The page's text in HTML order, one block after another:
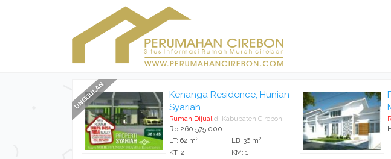
Kenanga Residence, Hunian
Syariah ...
Rumah Dijual di Kabupaten Cirebon
Rp 260.575.000
LT: 62 m2 LB: 36 m2
KT: 2 KM: 1